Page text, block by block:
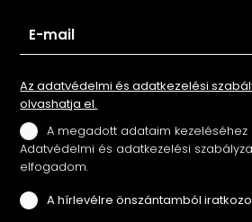
Az adatvédelmi és adatkezelési
olvashatja el.
A megadott adataim kezeléséhez
Adatvédelmi és adatkezelési szabályzatban
elfogadom.
A hírlevélre önszántamból